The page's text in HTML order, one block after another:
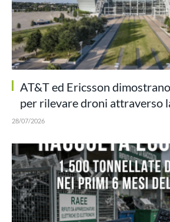
AT&T ed Ericsson
per rilevare droni attraverso
28/07/2026